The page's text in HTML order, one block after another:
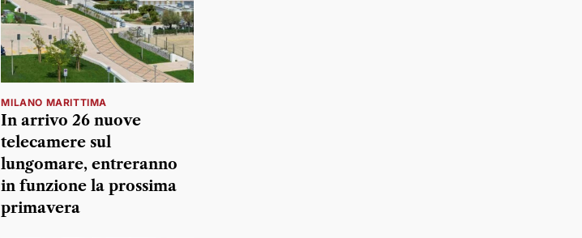
MILANO MARITTIMA
In arrivo 26 nuove
telecamere sul
lungomare, entreranno
in funzione la prossima
primavera